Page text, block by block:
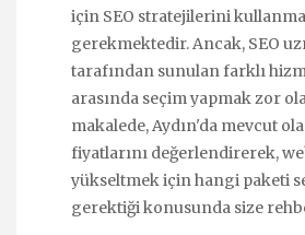
için SEO stratejilerini
gerekmektedir. Ancak, SEO
tarafından sunulan farklı
arasında seçim yapmak zor
makalede, Aydın'da mevcut
fiyatlarını değerlendirerek,
yükseltmek için hangi paketi
gerektiği konusunda size